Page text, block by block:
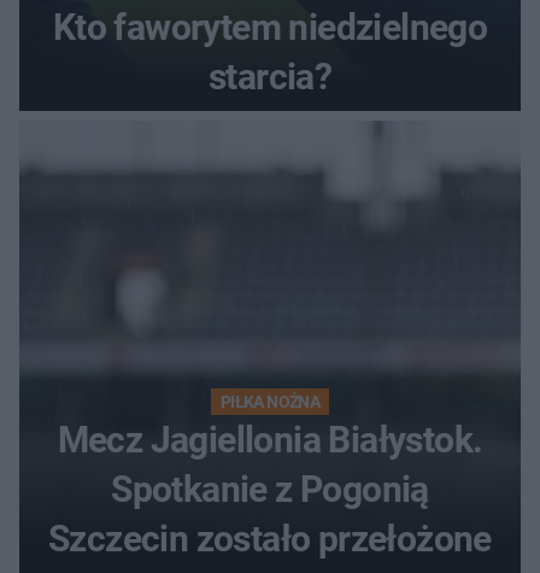
Kto faworytem niedzielnego
starcia?
PIŁKA NOŻNA
Mecz Jagiellonia Białystok.
Spotkanie z Pogonią
Szczecin zostało przełożone